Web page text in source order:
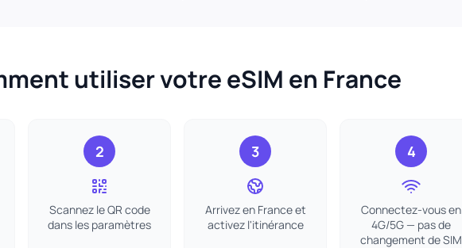
utiliser votre eSIM en France
2
Scannez le QR code
dans les paramètres
3
Arrivez en France et
activez l'itinérance
4
Connectez-vous en
4G/5G — pas de
changement de SIM